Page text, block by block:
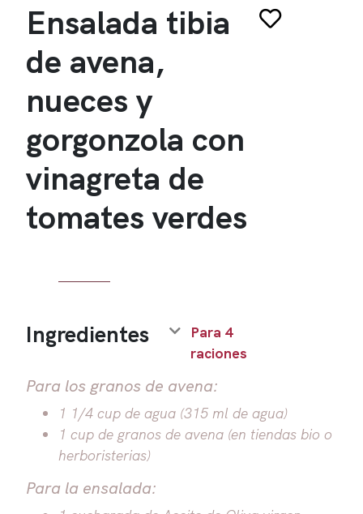
Ensalada tibia
de avena,
nueces y
gorgonzola con
vinagreta de
tomates verdes
Ingredientes
Para 4
raciones
Para los granos de avena:
1 1/4 cup de agua (315 ml de agua)
1 cup de granos de avena (en tiendas bio o
herboristerias)
Para la ensalada: